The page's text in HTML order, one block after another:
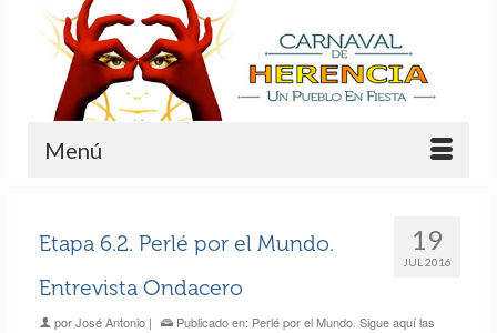
Menú
19
JUL 2016
Etapa 6.2. Perlé por el Mundo.
Entrevista Ondacero
porJosé Antonio| Publicado en: Perlé por el Mundo. Sigue aquí las